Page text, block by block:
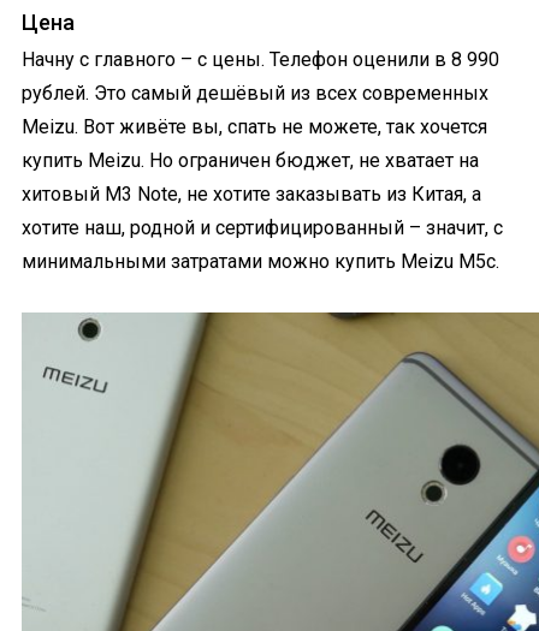
Цена
Начну с главного – с цены. Телефон оценили в 8 990
рублей. Это самый дешёвый из всех современных
Meizu. Вот живёте вы, спать не можете, так хочется
купить Meizu. Но ограничен бюджет, не хватает на
хитовый M3 Note, не хотите заказывать из Китая, а
хотите наш, родной и сертифицированный – значит, с
минимальными затратами можно купить Meizu M5c.